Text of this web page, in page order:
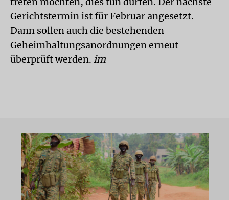
Gerichtstermin ist für Februar angesetzt.
Dann sollen auch die bestehenden
Geheimhaltungsanordnungen erneut
überprüft werden. im